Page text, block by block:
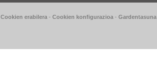
Cookien erabilera - Cookien konfigurazioa - Gardentasuna